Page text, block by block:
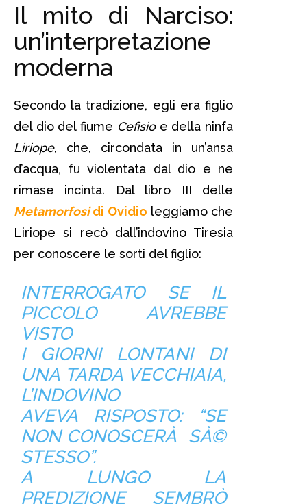
Il mito di Narciso:
un’interpretazione
moderna
Secondo la tradizione, egli era figlio
del dio del fiume Cefisioe della ninfa
Liriope, che, circondata in un’ansa
d’acqua, fu violentata dal dio e ne
rimase incinta. Dal libro III delle
Metamorfosidi Ovidio leggiamo che
Liriope si recò dall’indovino Tiresia
per conoscere le sorti del figlio:
INTERROGATO SE IL
PICCOLO AVREBBE
VISTO
I GIORNI LONTANI DI
UNA TARDA VECCHIAIA,
L’INDOVINO
AVEVA RISPOSTO: “SE
NON CONOSCERÀ SÀ©
STESSO”.
A LUNGO LA
PREDIZIONE SEMBRÒ